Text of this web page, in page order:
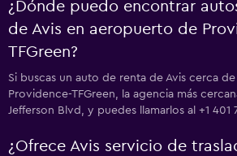
¿Dónde puedo encontrar
de Avis en aeropuerto de
TFGreen?
Si buscas un auto de renta de Avis cerca
Providence-TFGreen, la agencia más
Jefferson Blvd, y puedes llamarlos al +1 401
¿Ofrece Avis servicio de